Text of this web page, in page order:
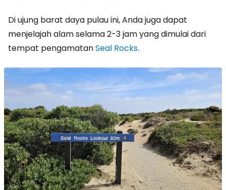
Di ujung barat daya pulau ini, Anda juga dapat
menjelajah alam selama 2-3 jam yang dimulai dari
tempat pengamatanSeal Rocks.